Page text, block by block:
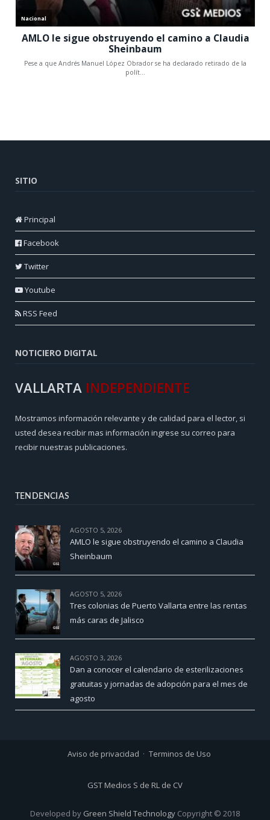
SITIO
Principal
Facebook
Twitter
Youtube
RSS Feed
NOTICIERO DIGITAL
VALLARTA INDEPENDIENTE
Mostramos información relevante y de calidad para el lector, si
usted desea recibir mas información ingrese su correo para
recibir nuestras publicaciones.
TENDENCIAS
AGOSTO 5, 2026
AMLO le sigue obstruyendo el camino a Claudia
Sheinbaum
AGOSTO 5, 2026
Tres colonias de Puerto Vallarta entre las rentas
más caras de Jalisco
AGOSTO 3, 2026
Dan a conocer el calendario de esterilizaciones
gratuitas y jornadas de adopción para el mes de
agosto
Aviso de privacidad Terminos de Uso
GST Medios S de RL de CV
Developed by Green Shield Technology Copyright © 2018